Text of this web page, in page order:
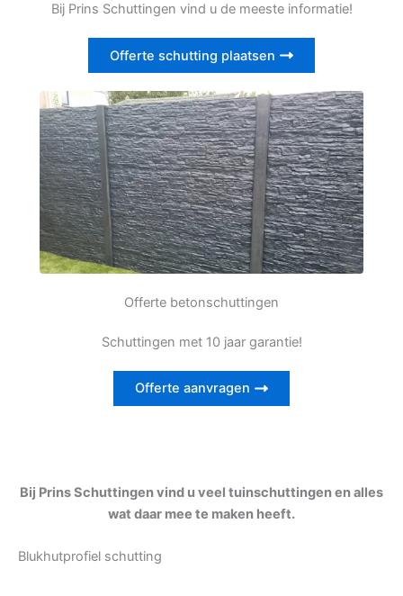
Bij Prins Schuttingen vind u de meeste informatie!
Offerte schutting plaatsen
Offerte betonschuttingen
Schuttingen met 10 jaar garantie!
Offerte aanvragen
Bij Prins Schuttingen vind u veel tuinschuttingen en alles
wat daar mee te maken heeft.
Blukhutprofiel schutting